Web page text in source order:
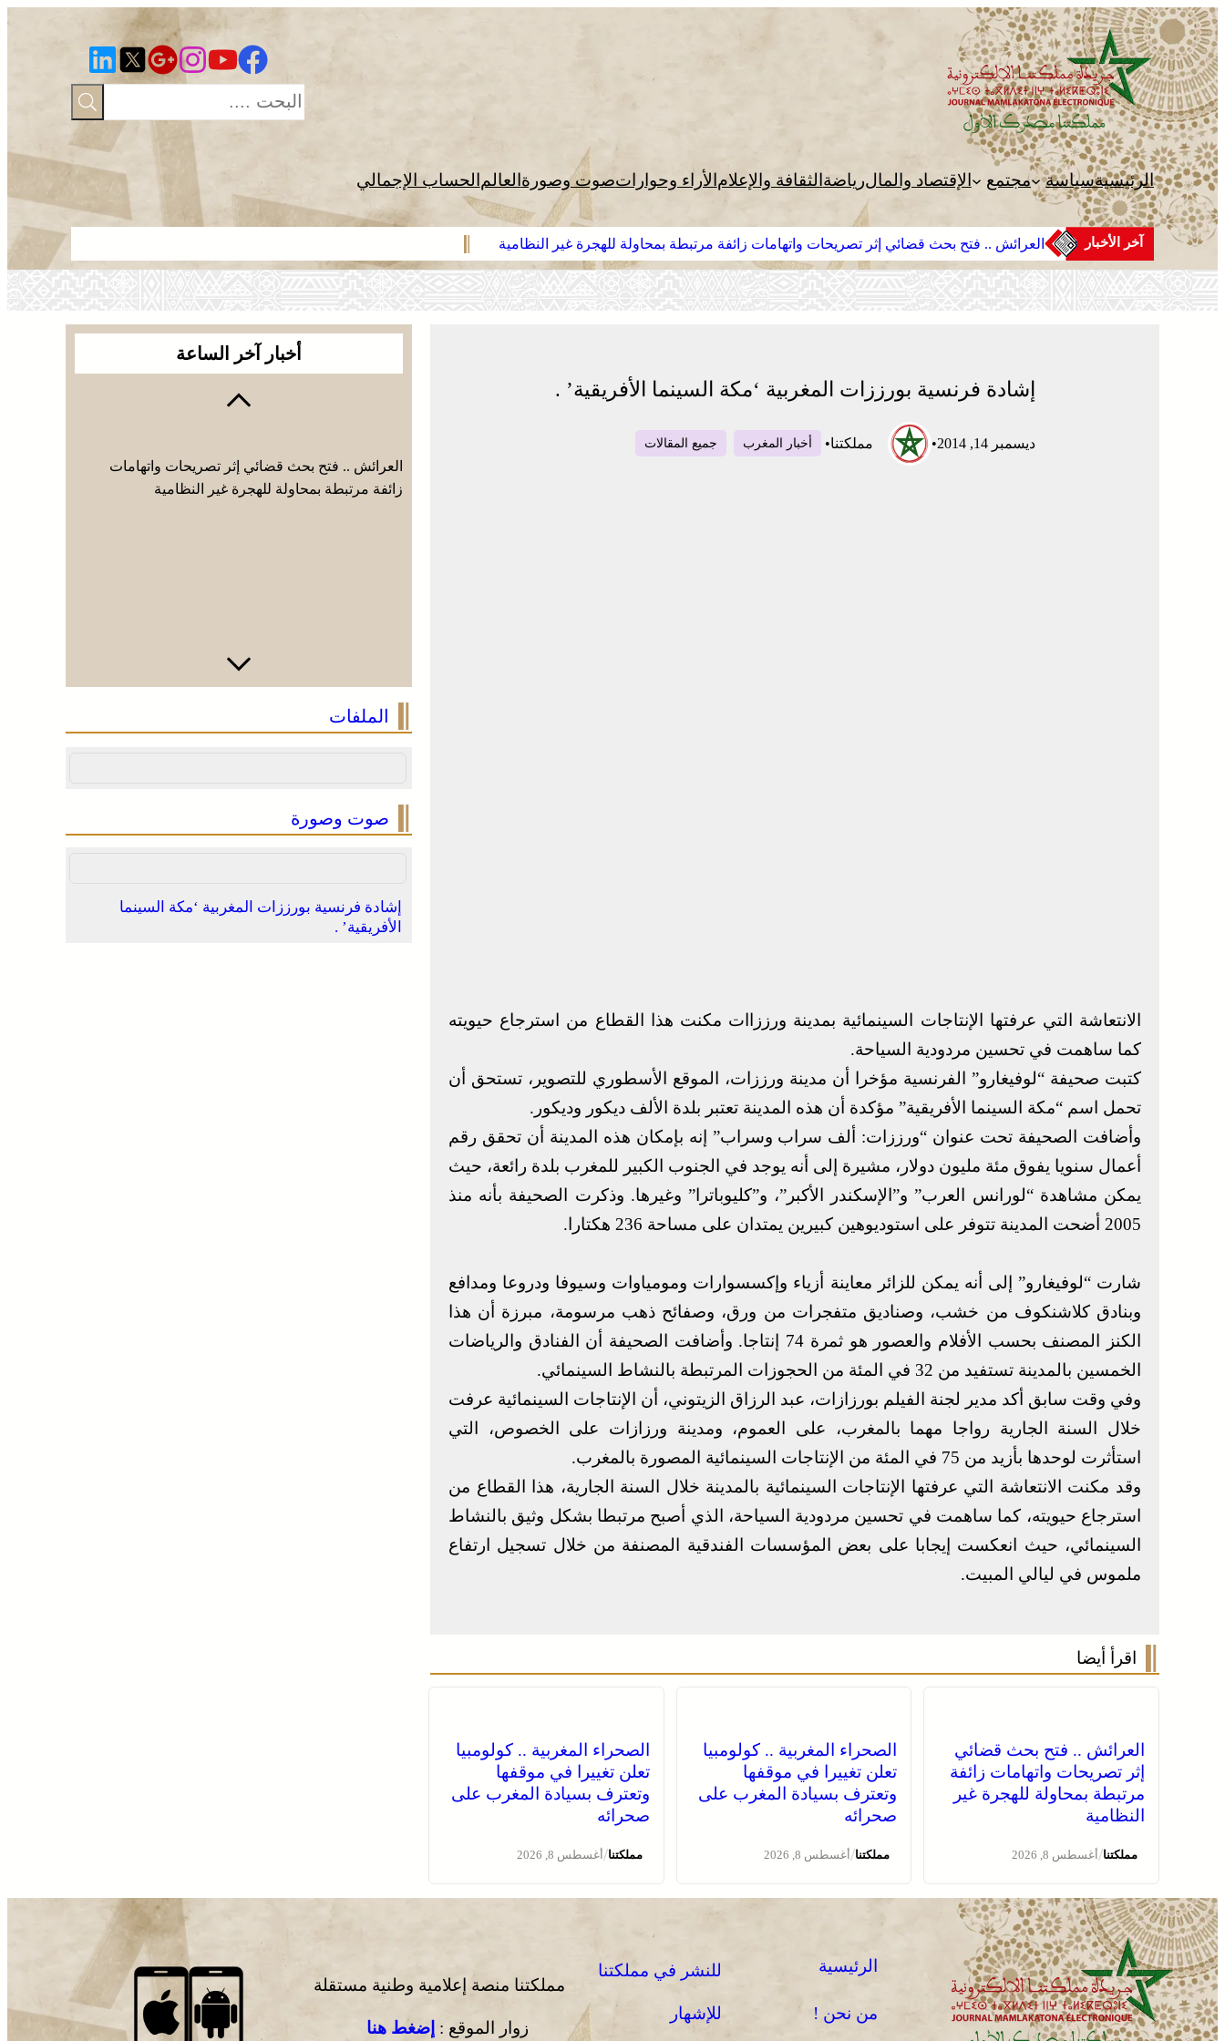
تخطى
إلى
المحتوى
الرئيسيةسياسة مجتمع الإقتصاد والمالرياضة الثقافة والإعلام الأراء وحواراتصوت وصورة العالم الحساب الإجمالي
آخر الأخبار العرائش .. فتح بحث قضائي إثر تصريحات واتهامات زائفة مرتبطة بمحاولة للهجرة غير النظامية الصحراء
إشادة فرنسية بورززات المغربية ‘مكة السينما الأفريقية’ .
ديسمبر 14, 2014 • مملكتنا• أخبار المغرب جميع المقالات
الانتعاشة التي عرفتها الإنتاجات السينمائية بمدينة ورززاات مكنت هذا القطاع من استرجاع حيويته
كما ساهمت في تحسين مردودية السياحة.
كتبت صحيفة “لوفيغارو” الفرنسية مؤخرا أن مدينة ورززات، الموقع الأسطوري للتصوير، تستحق أن
تحمل اسم “مكة السينما الأفريقية” مؤكدة أن هذه المدينة تعتبر بلدة الألف ديكور وديكور.
وأضافت الصحيفة تحت عنوان “ورززات: ألف سراب وسراب” إنه بإمكان هذه المدينة أن تحقق رقم
أعمال سنويا يفوق مئة مليون دولار، مشيرة إلى أنه يوجد في الجنوب الكبير للمغرب بلدة رائعة، حيث
يمكن مشاهدة “لورانس العرب” و”الإسكندر الأكبر”، و”كليوباترا” وغيرها. وذكرت الصحيفة بأنه منذ
2005 أضحت المدينة تتوفر على استوديوهين كبيرين يمتدان على مساحة 236 هكتارا.
شارت “لوفيغارو” إلى أنه يمكن للزائر معاينة أزياء وإكسسوارات ومومياوات وسيوفا ودروعا ومدافع
وبنادق كلاشنكوف من خشب، وصناديق متفجرات من ورق، وصفائح ذهب مرسومة، مبرزة أن هذا
الكنز المصنف بحسب الأفلام والعصور هو ثمرة 74 إنتاجا. وأضافت الصحيفة أن الفنادق والرياضات
الخمسين بالمدينة تستفيد من 32 في المئة من الحجوزات المرتبطة بالنشاط السينمائي.
وفي وقت سابق أكد مدير لجنة الفيلم بورزازات، عبد الرزاق الزيتوني، أن الإنتاجات السينمائية عرفت
خلال السنة الجارية رواجا مهما بالمغرب، على العموم، ومدينة ورزازات على الخصوص، التي
استأثرت لوحدها بأزيد من 75 في المئة من الإنتاجات السينمائية المصورة بالمغرب.
وقد مكنت الانتعاشة التي عرفتها الإنتاجات السينمائية بالمدينة خلال السنة الجارية، هذا القطاع من
استرجاع حيويته، كما ساهمت في تحسين مردودية السياحة، الذي أصبح مرتبطا بشكل وثيق بالنشاط
السينمائي، حيث انعكست إيجابا على بعض المؤسسات الفندقية المصنفة من خلال تسجيل ارتفاع
ملموس في ليالي المبيت.
اقرأ أيضا
العرائش .. فتح بحث قضائي
إثر تصريحات واتهامات زائفة
مرتبطة بمحاولة للهجرة غير
النظامية
مملكتنا/أغسطس 8, 2026
الصحراء المغربية .. كولومبيا
تعلن تغييرا في موقفها
وتعترف بسيادة المغرب على
صحرائه
مملكتنا/أغسطس 8, 2026
الصحراء المغربية .. كولومبيا
تعلن تغييرا في موقفها
وتعترف بسيادة المغرب على
صحرائه
مملكتنا/أغسطس 8, 2026
أخبار آخر الساعة
العرائش .. فتح بحث قضائي إثر تصريحات واتهامات
زائفة مرتبطة بمحاولة للهجرة غير النظامية
الملفات
صوت وصورة
إشادة فرنسية بورززات المغربية ‘مكة السينما
الأفريقية’ .
الرئيسية
من نحن !
للنشر في مملكتنا
للإشهار
مملكتنا منصة إعلامية وطنية مستقلة
زوار الموقع : إضغط هنا